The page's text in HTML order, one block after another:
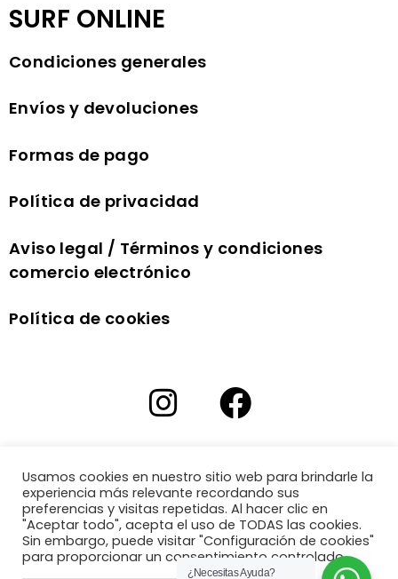
SURF ONLINE
Condiciones generales
Envíos y devoluciones
Formas de pago
Política de privacidad
Aviso legal / Términos y condiciones
comercio electrónico
Política de cookies
Usamos cookies en nuestro sitio web para brindarle la
experiencia más relevante recordando sus
preferencias y visitas repetidas. Al hacer clic en
"Aceptar todo", acepta el uso de TODAS las cookies.
Sin embargo, puede visitar "Configuración de cookies"
para proporcionar un consentimiento controlado.
¿Necesitas Ayuda?